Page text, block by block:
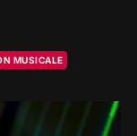
MUSICALE